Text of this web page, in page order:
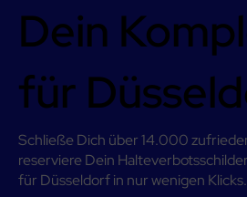
Dein
für
Schließe Dich über 14.000
reserviere Dein
für Düsseldorf in nur wenigen Klicks.